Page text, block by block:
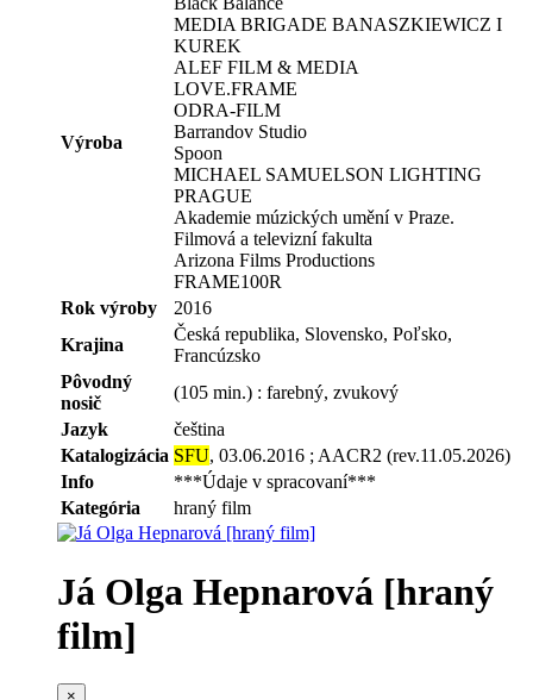
Výroba
MEDIA BRIGADE BANASZKIEWICZ I
KUREK
ALEF FILM & MEDIA
LOVE.FRAME
ODRA-FILM
Barrandov Studio
Spoon
MICHAEL SAMUELSON LIGHTING
PRAGUE
Akademie múzických umění v Praze.
Filmová a televizní fakulta
Arizona Films Productions
FRAME100R
Rok výroby
2016
Krajina
Česká republika, Slovensko, Poľsko,
Francúzsko
Pôvodný
nosič
(105 min.) : farebný, zvukový
Jazyk
čeština
Katalogizácia SFU, 03.06.2016 ; AACR2 (rev.11.05.2026)
Info
***Údaje v spracovaní***
Kategória
hraný film
Já Olga Hepnarová [hraný
film]
×